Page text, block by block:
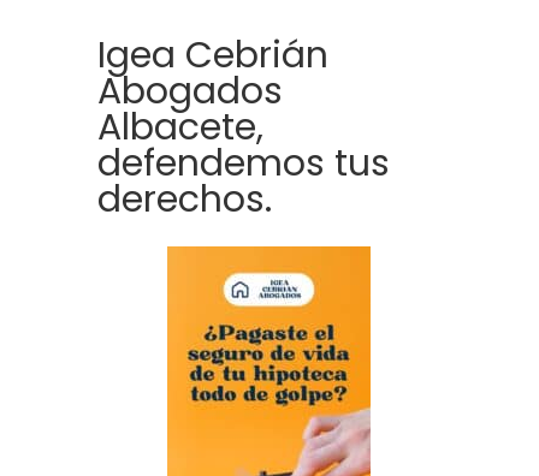
Igea Cebrián
Abogados
Albacete,
defendemos tus
derechos.